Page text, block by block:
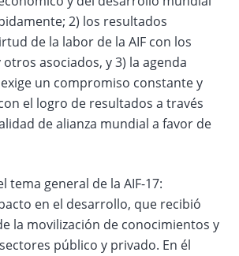
2) los resultados
de la labor de la AIF con los
asociados, y 3) la agenda
un compromiso constante y
el logro de resultados a través
de alianza mundial a favor de
tema general de la AIF-17:
en el desarrollo, que recibió
la movilización de conocimientos y
público y privado. En él